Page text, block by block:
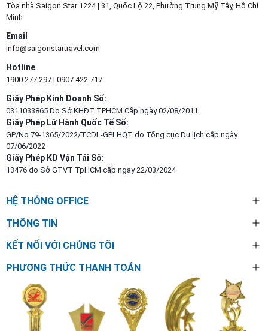
Tòa nhà Saigon Star 1224 | 31, Quốc Lộ 22, Phường Trung Mỹ Tây, Hồ Chí
Minh
Email
info@saigonstartravel.com
Hotline
1900 277 297 | 0907 422 717
Giấy Phép Kinh Doanh Số:
0311033865 Do Sở KHĐT TPHCM Cấp ngày 02/08/2011
Giấy Phép Lữ Hành Quốc Tế Số:
GP/No.79-1365/2022/TCDL-GPLHQT do Tổng cục Du lịch cấp ngày
07/06/2022
Giấy Phép KD Vận Tải Số:
13476 do Sở GTVT TpHCM cấp ngày 22/03/2024
HỆ THỐNG OFFICE
THÔNG TIN
KẾT NỐI VỚI CHÚNG TÔI
PHƯƠNG THỨC THANH TOÁN